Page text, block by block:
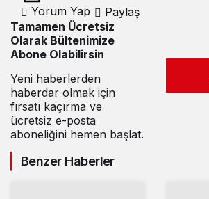
PLANLANIYOR
Yorum Yap
Paylaş
Tamamen Ücretsiz
Olarak Bültenimize
Abone Olabilirsin
Yeni haberlerden
haberdar olmak için
fırsatı kaçırma ve
ücretsiz e-posta
aboneliğini hemen başlat.
Benzer Haberler